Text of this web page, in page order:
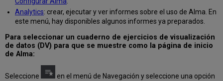
Analytics: crear, ejecutar y ver informes sobre el uso de Alma. En
este menú, hay disponibles algunos informes ya preparados.
Para seleccionar un cuaderno de ejercicios de visualización
de datos (DV) para que se muestre como la página de inicio
de Alma:
Seleccione
en el menú de Navegación y seleccione una opción